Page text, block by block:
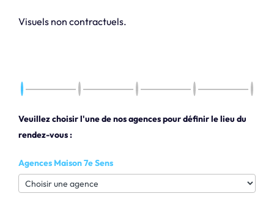
Visuels non contractuels.
Veuillez choisir l'une de nos agences pour définir le lieu du
rendez-vous :
Agences Maison 7e Sens